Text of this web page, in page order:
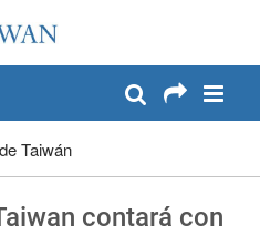
Taiwán
contará con